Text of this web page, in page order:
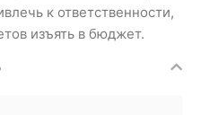
к ответственности,
изъять в бюджет.